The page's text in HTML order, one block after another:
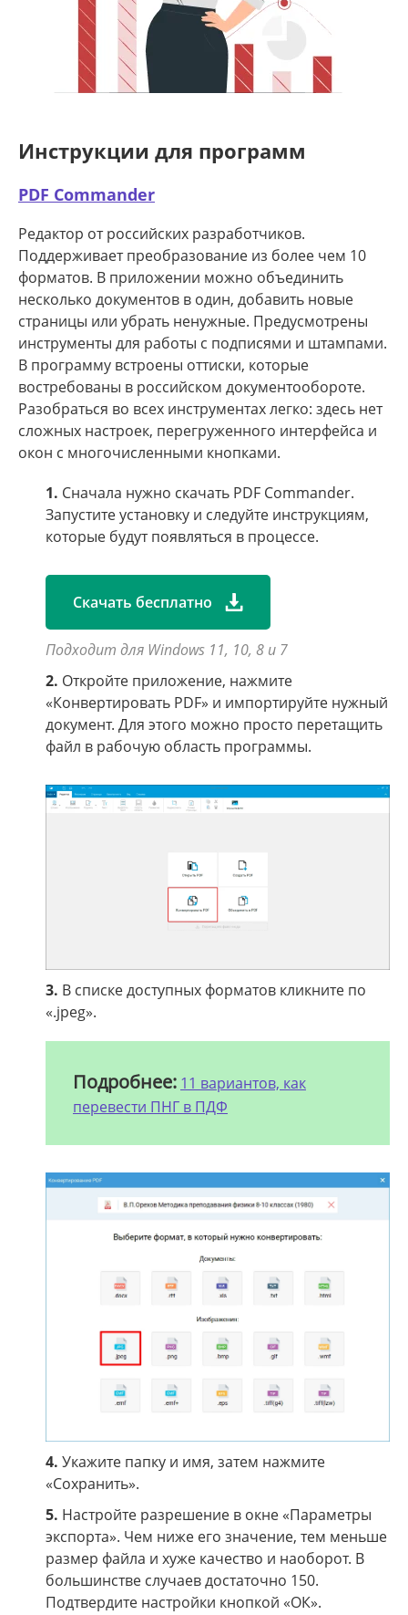
Инструкции для программ
PDF Commander
Редактор от российских разработчиков.
Поддерживает преобразование из более чем 10
форматов. В приложении можно объединить
несколько документов в один, добавить новые
страницы или убрать ненужные. Предусмотрены
инструменты для работы с подписями и штампами.
В программу встроены оттиски, которые
востребованы в российском документообороте.
Разобраться во всех инструментах легко: здесь нет
сложных настроек, перегруженного интерфейса и
окон с многочисленными кнопками.
1. Сначала нужно скачать PDF Commander.
Запустите установку и следуйте инструкциям,
которые будут появляться в процессе.
Скачать бесплатно
Подходит для Windows 11, 10, 8 и 7
2. Откройте приложение, нажмите
«Конвертировать PDF» и импортируйте нужный
документ. Для этого можно просто перетащить
файл в рабочую область программы.
3. В списке доступных форматов кликните по
«.jpeg».
Подробнее: 11 вариантов, как
перевести ПНГ в ПДФ
4. Укажите папку и имя, затем нажмите
«Сохранить».
5. Настройте разрешение в окне «Параметры
экспорта». Чем ниже его значение, тем меньше
размер файла и хуже качество и наоборот. В
большинстве случаев достаточно 150.
Подтвердите настройки кнопкой «ОК».